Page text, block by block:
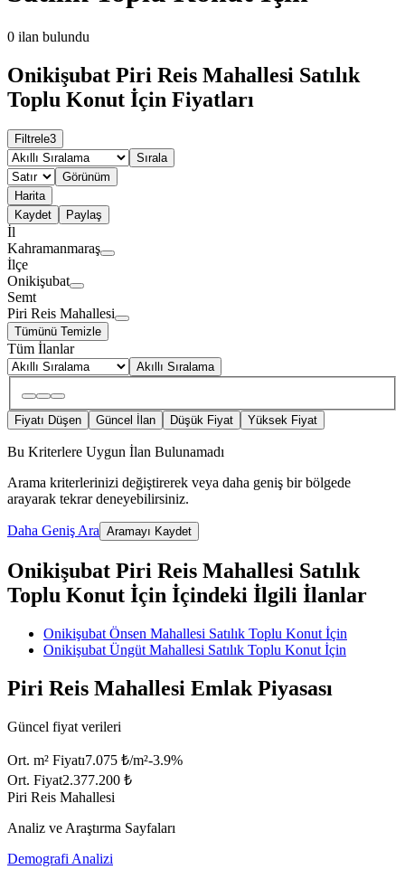
0 ilan bulundu
Onikişubat Piri Reis Mahallesi Satılık
Toplu Konut İçin Fiyatları
Filtrele3
Sırala
Görünüm
Harita
Kaydet
Paylaş
İl
Kahramanmaraş
İlçe
Onikişubat
Semt
Piri Reis Mahallesi
Tümünü Temizle
Tüm İlanlar
Akıllı Sıralama
Fiyatı Düşen Güncel İlan Düşük Fiyat Yüksek Fiyat
Bu Kriterlere Uygun İlan Bulunamadı
Arama kriterlerinizi değiştirerek veya daha geniş bir bölgede
arayarak tekrar deneyebilirsiniz.
Daha Geniş Ara Aramayı Kaydet
Onikişubat Piri Reis Mahallesi Satılık
Toplu Konut İçin İçindeki İlgili İlanlar
Onikişubat Önsen Mahallesi Satılık Toplu Konut İçin
Onikişubat Üngüt Mahallesi Satılık Toplu Konut İçin
Piri Reis Mahallesi Emlak Piyasası
Güncel fiyat verileri
Ort. m² Fiyatı7.075 ₺/m²-3.9%
Ort. Fiyat2.377.200 ₺
Piri Reis Mahallesi
Analiz ve Araştırma Sayfaları
Demografi Analizi